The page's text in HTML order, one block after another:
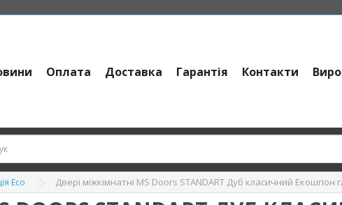
Оплата Доставка Гарантія Контакти
Eco Двері міжкімнатні MS Doors STANDART Дуб класичний Екошпон